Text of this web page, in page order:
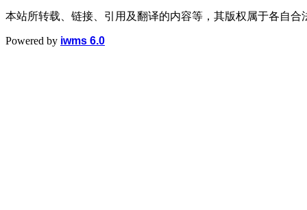
本站所转载、链接、引用及翻译的内容等，其版权属于各自合
Powered by iwms 6.0